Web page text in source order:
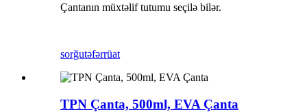
Çantanın müxtəlif tutumu seçilə bilər.
sorğutəfərrüat
TPN Çanta, 500ml, EVA Çanta